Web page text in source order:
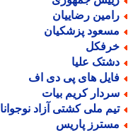
رضاییان
پزشکیان
علیا
های پی دی اف
کریم بیات
ملی کشتی آزاد نوجوانان
پاریس